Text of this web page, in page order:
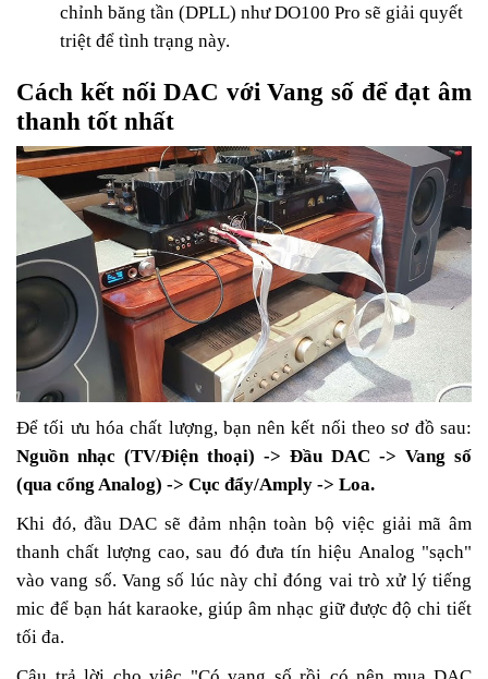
chỉnh băng tần (DPLL) như DO100 Pro sẽ giải quyết
triệt để tình trạng này.
Cách kết nối DAC với Vang số để đạt âm
thanh tốt nhất
Để tối ưu hóa chất lượng, bạn nên kết nối theo sơ đồ sau:
Nguồn nhạc (TV/Điện thoại) -> Đầu DAC -> Vang số
(qua cổng Analog) -> Cục đẩy/Amply -> Loa.
Khi đó, đầu DAC sẽ đảm nhận toàn bộ việc giải mã âm
thanh chất lượng cao, sau đó đưa tín hiệu Analog "sạch"
vào vang số. Vang số lúc này chỉ đóng vai trò xử lý tiếng
mic để bạn hát karaoke, giúp âm nhạc giữ được độ chi tiết
tối đa.